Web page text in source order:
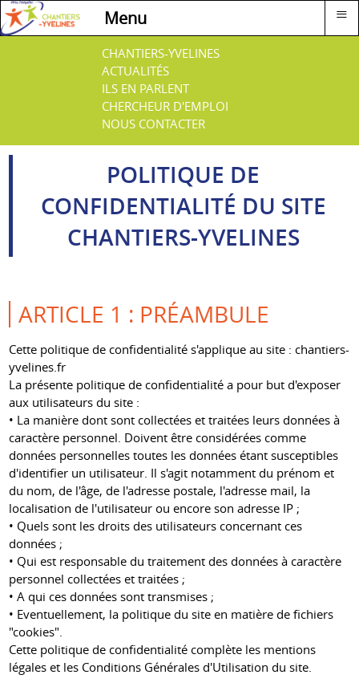
CHANTIERS-YVELINES
ACTUALITÉS
ILS EN PARLENT
CHERCHEUR D'EMPLOI
NOUS CONTACTER
POLITIQUE DE
CONFIDENTIALITÉ DU SITE
CHANTIERS-YVELINES
ARTICLE 1 : PRÉAMBULE
Cette politique de confidentialité s'applique au site : chantiers-
yvelines.fr
La présente politique de confidentialité a pour but d'exposer
aux utilisateurs du site :
• La manière dont sont collectées et traitées leurs données à
caractère personnel. Doivent être considérées comme
données personnelles toutes les données étant susceptibles
d'identifier un utilisateur. Il s'agit notamment du prénom et
du nom, de l'âge, de l'adresse postale, l'adresse mail, la
localisation de l'utilisateur ou encore son adresse IP ;
• Quels sont les droits des utilisateurs concernant ces
données ;
• Qui est responsable du traitement des données à caractère
personnel collectées et traitées ;
• A qui ces données sont transmises ;
• Eventuellement, la politique du site en matière de fichiers
"cookies".
Cette politique de confidentialité complète les mentions
légales et les Conditions Générales d'Utilisation du site.
Menu ≡